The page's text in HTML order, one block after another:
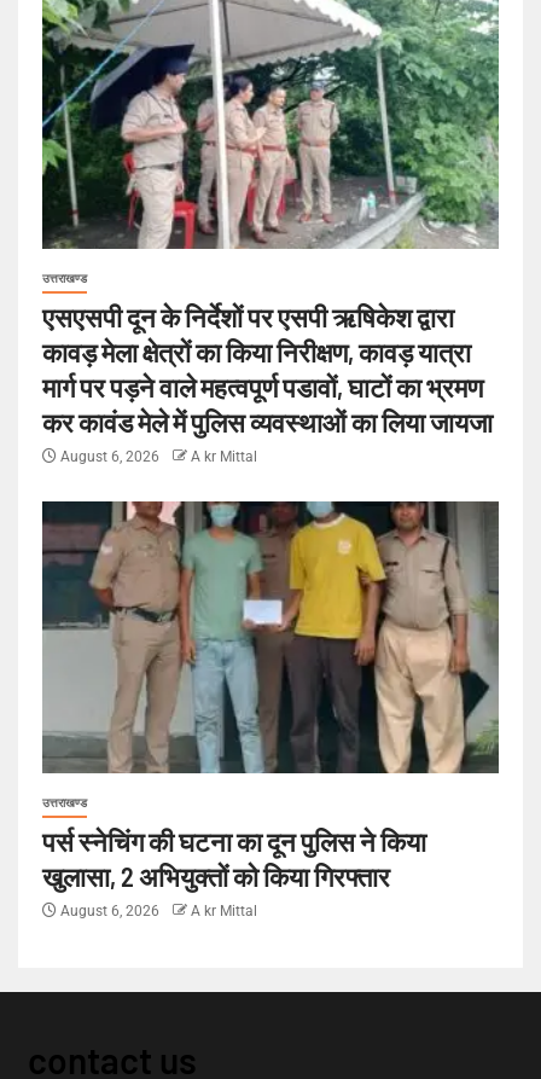
उत्तराखण्ड
एसएसपी दून के निर्देशों पर एसपी ऋषिकेश द्वारा
कावड़ मेला क्षेत्रों का किया निरीक्षण, कावड़ यात्रा
मार्ग पर पड़ने वाले महत्वपूर्ण पडावों, घाटों का भ्रमण
कर कावंड मेले में पुलिस व्यवस्थाओं का लिया जायजा
August 6, 2026 A kr Mittal
उत्तराखण्ड
पर्स स्नेचिंग की घटना का दून पुलिस ने किया
खुलासा, 2 अभियुक्तों को किया गिरफ्तार
August 6, 2026 A kr Mittal
contact us